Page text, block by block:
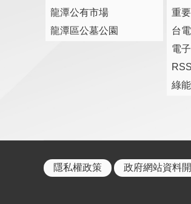
龍潭公有市場
龍潭區公墓公園
重
台
電
綠
隱私權政策 政府網站資料